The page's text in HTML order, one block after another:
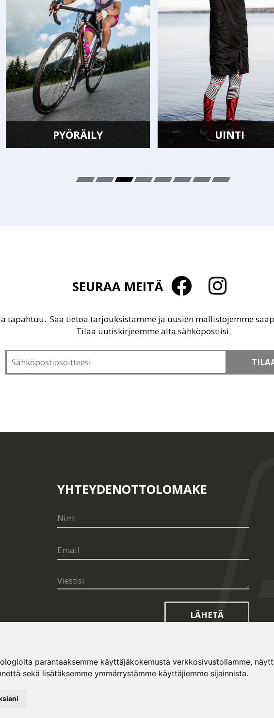
parantaaksemme käyttäjäkokemusta verkkosivustollamme,
sekä lisätäksemme ymmärrystämme käyttäjiemme sijainnista.
PYÖRÄILY UINTI
SEURAA MEITÄ
tapahtuu. Saa tietoa tarjouksistamme ja uusien mallistojemme
Tilaa uutiskirjeemme alta sähköpostiisi.
YHTEYDENOTTOLOMAKE
LÄHETÄ
Privacy Policy